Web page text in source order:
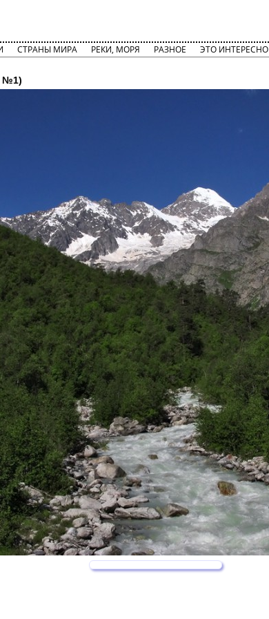
СТРАНЫ МИРА РЕКИ, МОРЯ РАЗНОЕ ЭТО ИНТЕРЕСНО
№1)